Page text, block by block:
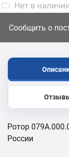
Нет в
Сообщить о
Ротор
России